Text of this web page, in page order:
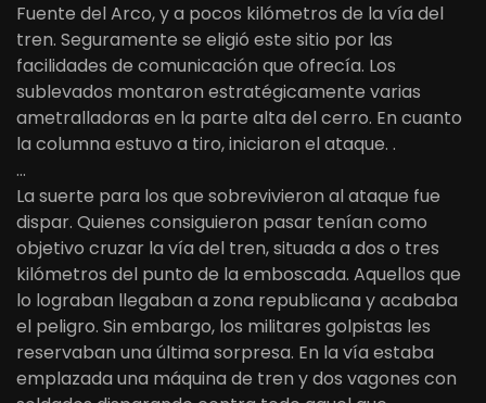
Fuente del Arco, y a pocos kilómetros de la vía del
tren. Seguramente se eligió este sitio por las
facilidades de comunicación que ofrecía. Los
sublevados montaron estratégicamente varias
ametralladoras en la parte alta del cerro. En cuanto
la columna estuvo a tiro, iniciaron el ataque. .
…
La suerte para los que sobrevivieron al ataque fue
dispar. Quienes consiguieron pasar tenían como
objetivo cruzar la vía del tren, situada a dos o tres
kilómetros del punto de la emboscada. Aquellos que
lo lograban llegaban a zona republicana y acababa
el peligro. Sin embargo, los militares golpistas les
reservaban una última sorpresa. En la vía estaba
emplazada una máquina de tren y dos vagones con